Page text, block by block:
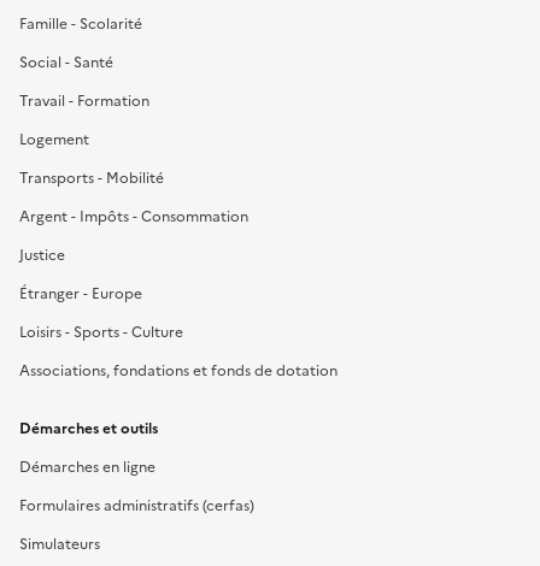
Famille - Scolarité
Social - Santé
Travail - Formation
Logement
Transports - Mobilité
Argent - Impôts - Consommation
Justice
Étranger - Europe
Loisirs - Sports - Culture
Associations, fondations et fonds de dotation
Démarches et outils
Démarches en ligne
Formulaires administratifs (cerfas)
Simulateurs